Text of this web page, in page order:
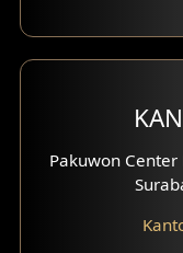
Pakuwon Center